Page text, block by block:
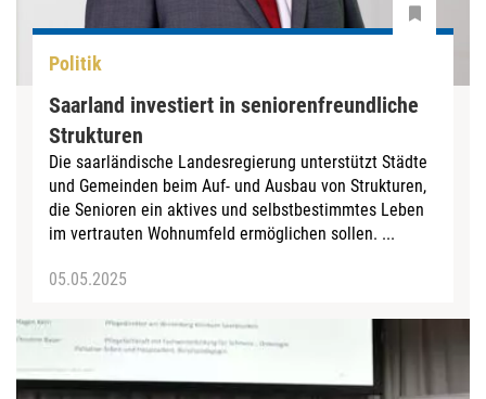
Politik
Saarland investiert in seniorenfreundliche
Strukturen
Die saarländische Landesregierung unterstützt Städte
und Gemeinden beim Auf- und Ausbau von Strukturen,
die Senioren ein aktives und selbstbestimmtes Leben
im vertrauten Wohnumfeld ermöglichen sollen. ...
05.05.2025